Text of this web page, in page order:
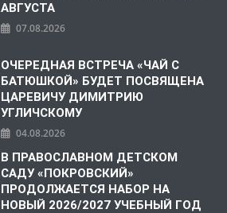
АВГУСТА
07.08.2026
ОЧЕРЕДНАЯ ВСТРЕЧА «ЧАЙ С
БАТЮШКОЙ» БУДЕТ ПОСВЯЩЕНА
ЦАРЕВИЧУ ДИМИТРИЮ
УГЛИЧСКОМУ
04.08.2026
В ПРАВОСЛАВНОМ ДЕТСКОМ
САДУ «ПОКРОВСКИЙ»
ПРОДОЛЖАЕТСЯ НАБОР НА
НОВЫЙ 2026/2027 УЧЕБНЫЙ ГОД